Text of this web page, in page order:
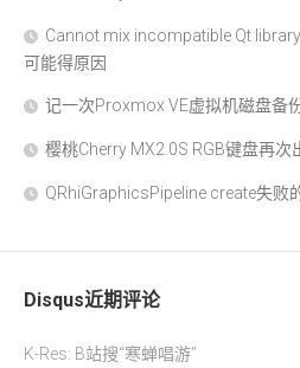
Cannot mix incompatible Qt
可能得原因
记一次Proxmox VE虚拟机磁盘备
樱桃Cherry MX2.0S RGB键盘再
QRhiGraphicsPipeline create失败
Disqus近期评论
K-Res: B站搜“寒蝉唱游”